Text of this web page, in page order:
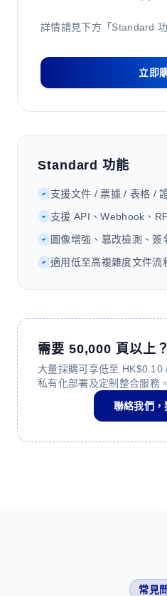
詳情請見下方「Standard 功
立即
Standard 功能
支援文件 / 票據 / 表格 /
支援 API、Webhook、
圖像增強、篡改檢測、簽
適用低至高複雜度文件流
需要 50,000 頁以上？
大量採購可享低至
私有化部署及定制整合服務。
聯絡我們，
常見